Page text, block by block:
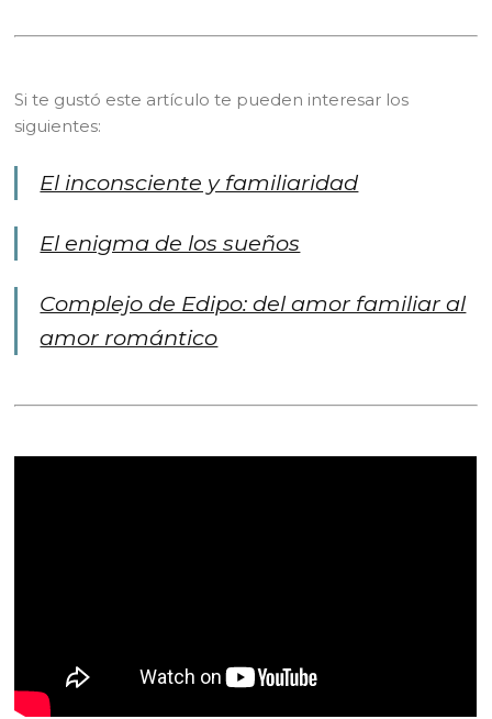
Si te gustó este artículo te pueden interesar los
siguientes:
El inconsciente y familiaridad
El enigma de los sueños
Complejo de Edipo: del amor familiar al
amor romántico